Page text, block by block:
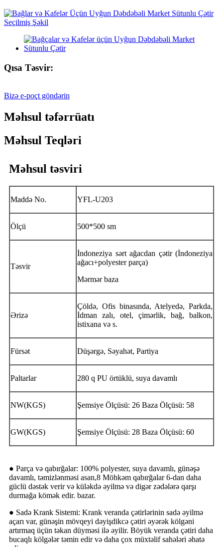
Qısa Təsvir:
Bizə e-poçt göndərin
Məhsul təfərrüatı
Məhsul Teqləri
Məhsul təsviri
Maddə No. YFL-U203
Ölçü 500*500 sm
Təsvir
İndoneziya sərt ağacdan çətir (İndoneziya
ağacı+polyester parça)
Mərmər baza
Ərizə
Çöldə, Ofis binasında, Atelyedə, Parkda,
İdman zalı, otel, çimərlik, bağ, balkon,
istixana və s.
Fürsət Düşərgə, Səyahət, Partiya
Paltarlar 280 q PU örtüklü, suya davamlı
NW(KGS) Şemsiye Ölçüsü: 26 Baza Ölçüsü: 58
GW(KGS) Şemsiye Ölçüsü: 28 Baza Ölçüsü: 60
● Parça və qabırğalar: 100% polyester, suya davamlı, günəşə
davamlı, təmizlənməsi asan,8 Möhkəm qabırğalar 6-dan daha
güclü dəstək verir və küləkdə əyilmə və digər zədələrə qarşı
durmağa kömək edir. bazar.
● Sadə Krank Sistemi: Krank veranda çətirlərinin sadə əyilmə
açarı var, günəşin mövqeyi dəyişdikcə çətiri əyərək kölgəni
artırmaq üçün təkan düyməsi ilə əyilir. Böyük veranda çətiri daha
bucaqlı kölgələr təmin edir və daha çox müxtəlif sahələri əhatə